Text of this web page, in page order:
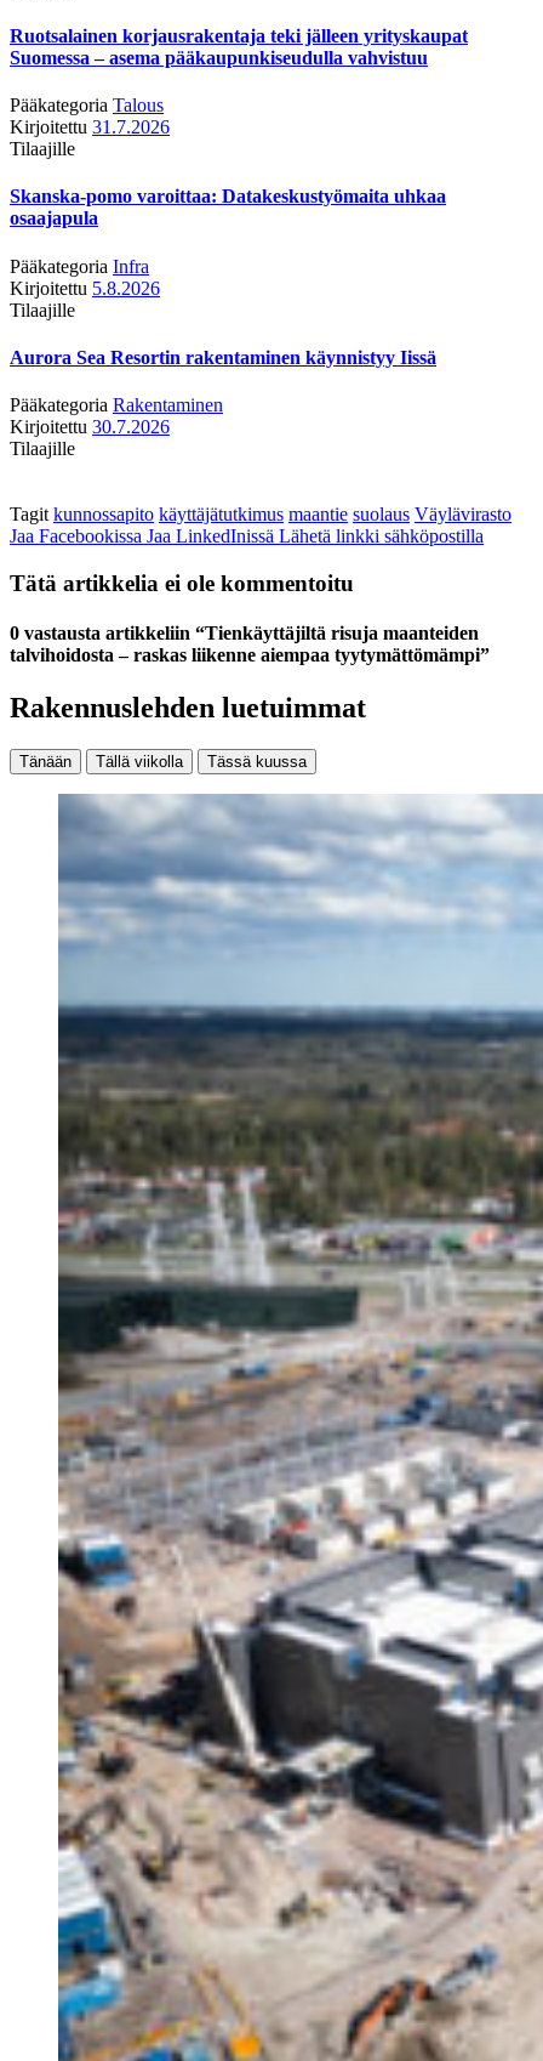
Ruotsalainen korjausrakentaja teki jälleen yrityskaupat
Suomessa – asema pääkaupunkiseudulla vahvistuu
Pääkategoria Talous
Kirjoitettu 31.7.2026
Tilaajille
Skanska-pomo varoittaa: Datakeskustyömaita uhkaa
osaajapula
Pääkategoria Infra
Kirjoitettu 5.8.2026
Tilaajille
Aurora Sea Resortin rakentaminen käynnistyy Iissä
Pääkategoria Rakentaminen
Kirjoitettu 30.7.2026
Tilaajille
Tagit kunnossapito käyttäjätutkimus maantie suolaus Väylävirasto
Jaa Facebookissa Jaa LinkedInissä Lähetä linkki sähköpostilla
Tätä artikkelia ei ole kommentoitu
0 vastausta artikkeliin “Tienkäyttäjiltä risuja maanteiden
talvihoidosta – raskas liikenne aiempaa tyytymättömämpi”
Rakennuslehden luetuimmat
Tänään Tällä viikolla Tässä kuussa